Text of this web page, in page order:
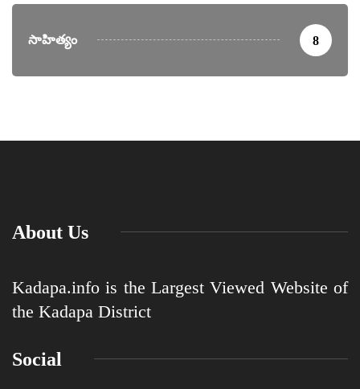
సాహిత్యం 8
About Us
Kadapa.info is the Largest Viewed Website of
the Kadapa District
Social